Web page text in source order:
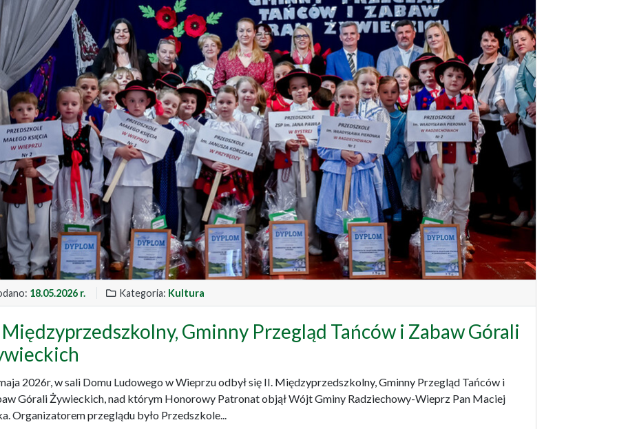
18.05.2026 r. Kategoria: Kultura
Gminny Przegląd Tańców i Zabaw Górali
2026r, w sali Domu Ludowego w Wieprzu odbył się II. Międzyprzedszkolny, Gminny Przegląd Tańców i
Górali Żywieckich, nad którym Honorowy Patronat objął Wójt Gminy Radziechowy-Wieprz Pan Maciej
Organizatorem przeglądu było Przedszkole...